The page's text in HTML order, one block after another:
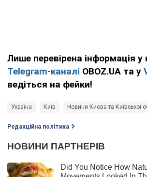
Лише перевірена інформація у
Telegram-каналі OBOZ.UA та у
ведіться на фейки!
Україна Київ Новини Києва та Київської
Редакційна політика